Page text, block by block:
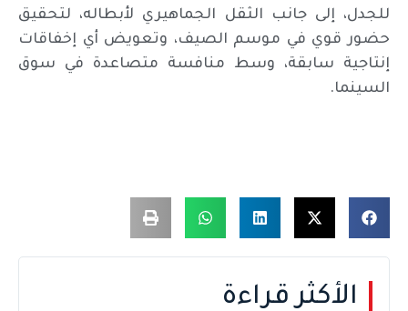
للجدل، إلى جانب الثقل الجماهيري لأبطاله، لتحقيق
حضور قوي في موسم الصيف، وتعويض أي إخفاقات
إنتاجية سابقة، وسط منافسة متصاعدة في سوق
السينما.
الأكثر قراءة